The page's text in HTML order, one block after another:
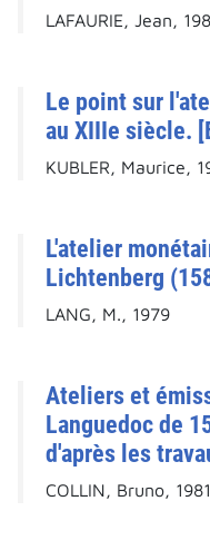
LAFAURIE, Jean,
Le point sur
au XIIIe siècle.
KUBLER, Maurice,
L'atelier
Lichtenberg
LANG, M., 1979
Ateliers et
Languedoc de
d'après les
COLLIN, Bruno, 1981